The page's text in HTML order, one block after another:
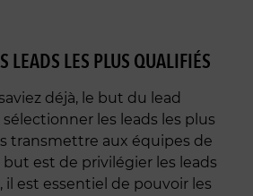
LEADS LES PLUS QUALIFIÉS
déjà, le but du lead
les leads les plus
transmettre aux équipes de
but est de privilégier les leads
il est essentiel de pouvoir les